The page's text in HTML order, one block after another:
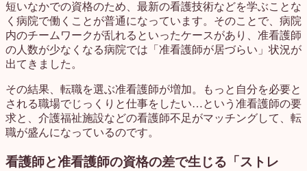
短いなかでの資格のため、最新の看護技術などを学ぶことな
く病院で働くことが普通になっています。そのことで、病院
内のチームワークが乱れるといったケースがあり、准看護師
の人数が少なくなる病院では「准看護師が居づらい」状況が
出てきました。
その結果、転職を選ぶ准看護師が増加。もっと自分を必要と
される職場でじっくりと仕事をしたい…という准看護師の要
求と、介護福祉施設などの看護師不足がマッチングして、転
職が盛んになっているのです。
看護師と准看護師の資格の差で生じる「ストレ